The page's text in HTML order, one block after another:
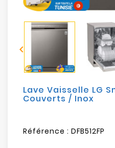
Réseau
Sécurité
Mobilités
Loisirs

Lave Vaisselle LG
Couverts / Inox
Référence : DFB512FP